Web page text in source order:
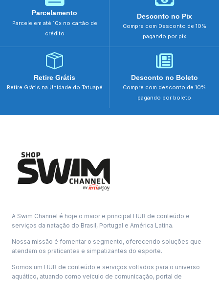
Parcelamento
Parcele em até 10x no cartão de
crédito
Desconto no Pix
Compre com Desconto de 10%
pagando por pix
Retire Grátis
Retire Grátis na Unidade do Tatuapé
Desconto no Boleto
Compre com desconto de 10%
pagando por boleto
A Swim Channel é hoje o maior e principal HUB de conteúdo e
serviços da natação do Brasil, Portugal e América Latina.
Nossa missão é fomentar o segmento, oferecendo soluções que
atendam os praticantes e simpatizantes do esporte.
Somos um HUB de conteúdo e serviços voltados para o universo
aquático, atuando como veículo de comunicação, portal de